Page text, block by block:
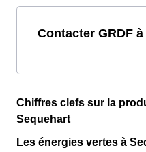
Contacter GRDF
Chiffres clefs sur la
Sequehart
Les énergies vertes à